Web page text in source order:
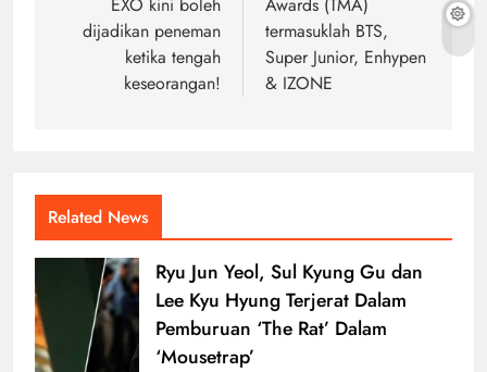
dijadikan peneman
ketika tengah
keseorangan!
termasuklah BTS,
Super Junior, Enhypen
& IZONE
Related News
Ryu Jun Yeol, Sul Kyung Gu dan
Lee Kyu Hyung Terjerat Dalam
Pemburuan ‘The Rat’ Dalam
‘Mousetrap’